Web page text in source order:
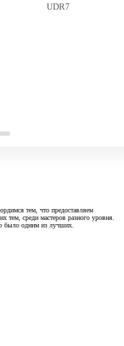
UDR7
тем, что предоставляем
тем, среди мастеров разного уровня.
было одним из лучших.